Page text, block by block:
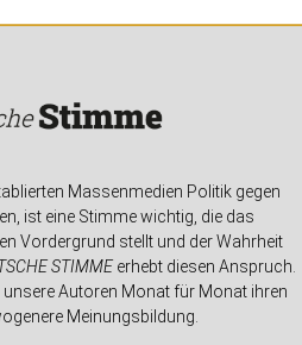
Massenmedien Politik gegen
ist eine Stimme wichtig, die das
Vordergrund stellt und der Wahrheit
STIMMEerhebt diesen Anspruch.
unsere Autoren Monat für Monat ihren
Meinungsbildung.